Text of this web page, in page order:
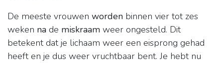
De meeste vrouwen worden binnen vier tot zes
weken na de miskraam weer ongesteld. Dit
betekent dat je lichaam weer een eisprong gehad
heeft en je dus weer vruchtbaar bent. Je hebt nu